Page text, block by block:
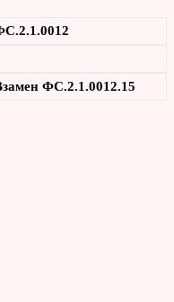
ФС.2.1.0012.15